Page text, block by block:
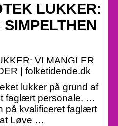
LUKKER:
VI MANGLER
| folketidende.dk
lukker på grund af
faglært personale. …
på kvalificeret faglært
at Løve …